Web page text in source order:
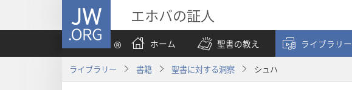
JW.ORG エホバの証人
ホーム
聖書の教え ライブラリー
ライブラリー 書籍 聖書に対する洞察 シュハ